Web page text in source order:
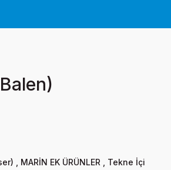
MARİN EK ÜRÜNLER
Tekne İçi